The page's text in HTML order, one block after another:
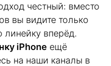
честный: вместо
вы видите только
линейку вперёд.
iPhone ещё
на наши каналы в